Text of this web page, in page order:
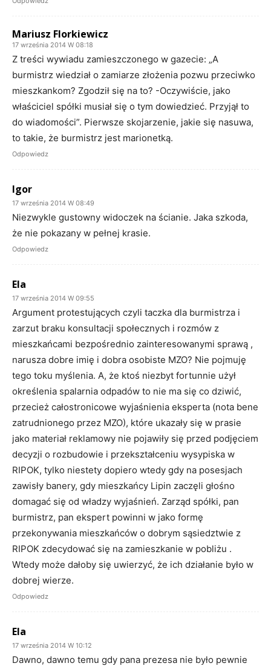
Mariusz Florkiewicz
17 września 2014 W 08:18
Z treści wywiadu zamieszczonego w gazecie: „A
burmistrz wiedział o zamiarze złożenia pozwu przeciwko
mieszkankom? Zgodził się na to? -Oczywiście, jako
właściciel spółki musiał się o tym dowiedzieć. Przyjął to
do wiadomości”. Pierwsze skojarzenie, jakie się nasuwa,
to takie, że burmistrz jest marionetką.
Odpowiedz
Igor
17 września 2014 W 08:49
Niezwykle gustowny widoczek na ścianie. Jaka szkoda,
że nie pokazany w pełnej krasie.
Odpowiedz
Ela
17 września 2014 W 09:55
Argument protestujących czyli taczka dla burmistrza i
zarzut braku konsultacji społecznych i rozmów z
mieszkańcami bezpośrednio zainteresowanymi sprawą ,
narusza dobre imię i dobra osobiste MZO? Nie pojmuję
tego toku myślenia. A, że ktoś niezbyt fortunnie użył
określenia spalarnia odpadów to nie ma się co dziwić,
przecież całostronicowe wyjaśnienia eksperta (nota bene
zatrudnionego przez MZO), które ukazały się w prasie
jako materiał reklamowy nie pojawiły się przed podjęciem
decyzji o rozbudowie i przekształceniu wysypiska w
RIPOK, tylko niestety dopiero wtedy gdy na posesjach
zawisły banery, gdy mieszkańcy Lipin zaczęli głośno
domagać się od władzy wyjaśnień. Zarząd spółki, pan
burmistrz, pan ekspert powinni w jako formę
przekonywania mieszkańców o dobrym sąsiedztwie z
RIPOK zdecydować się na zamieszkanie w pobliżu .
Wtedy może dałoby się uwierzyć, że ich działanie było w
dobrej wierze.
Odpowiedz
Ela
17 września 2014 W 10:12
Dawno, dawno temu gdy pana prezesa nie było pewnie